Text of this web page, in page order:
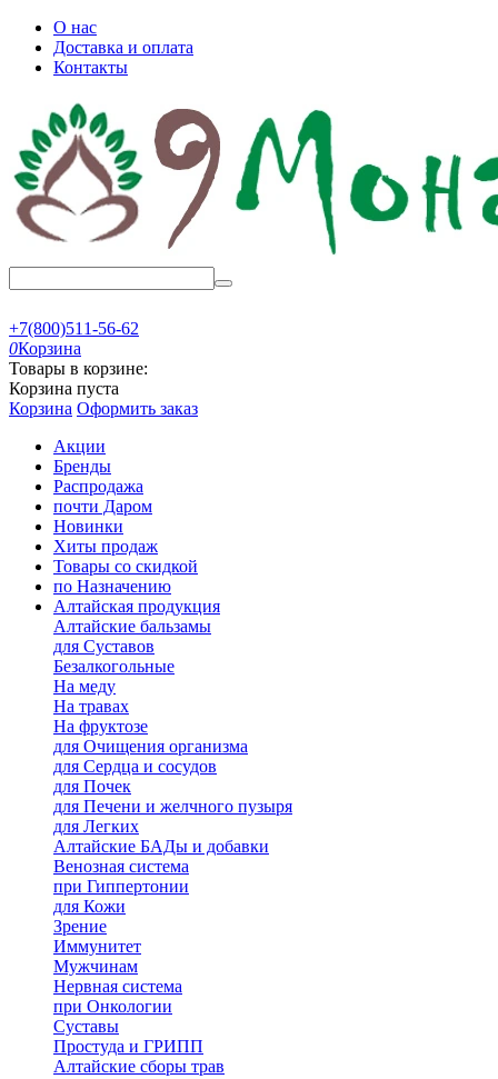
О нас
Доставка и оплата
Контакты
+7(800)511-56-62
0Корзина
Товары в корзине:
Корзина пуста
Корзина Оформить заказ
Акции
Бренды
Распродажа
почти Даром
Новинки
Хиты продаж
Товары со скидкой
по Назначению
Алтайская продукция
Алтайские бальзамы
для Суставов
Безалкогольные
На меду
На травах
На фруктозе
для Очищения организма
для Сердца и сосудов
для Почек
для Печени и желчного пузыря
для Легких
Алтайские БАДы и добавки
Венозная система
при Гиппертонии
для Кожи
Зрение
Иммунитет
Мужчинам
Нервная система
при Онкологии
Суставы
Простуда и ГРИПП
Алтайские сборы трав